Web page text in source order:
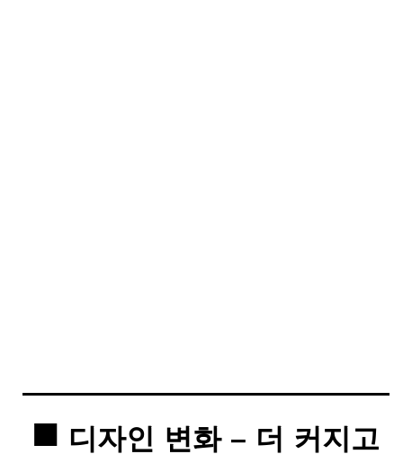
디자인 변화 – 더 커지고